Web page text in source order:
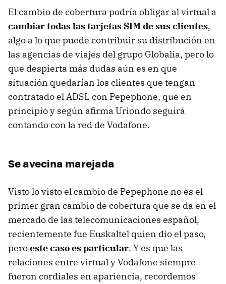
El cambio de cobertura podría obligar al virtual a
cambiar todas las tarjetas SIM de sus clientes,
algo a lo que puede contribuir su distribución en
las agencias de viajes del grupo Globalia, pero lo
que despierta más dudas aún es en que
situación quedarían los clientes que tengan
contratado el ADSL con Pepephone, que en
principio y según afirma Uriondo seguirá
contando con la red de Vodafone.
Se avecina marejada
Visto lo visto el cambio de Pepephone no es el
primer gran cambio de cobertura que se da en el
mercado de las telecomunicaciones español,
recientemente fue Euskaltel quien dio el paso,
peroeste caso es particular. Y es que las
relaciones entre virtual y Vodafone siempre
fueron cordiales en apariencia, recordemos